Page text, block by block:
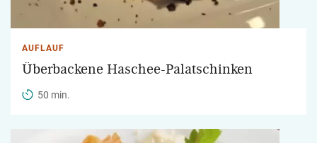
AUFLAUF
Überbackene Haschee-Palatschinken
50 min.